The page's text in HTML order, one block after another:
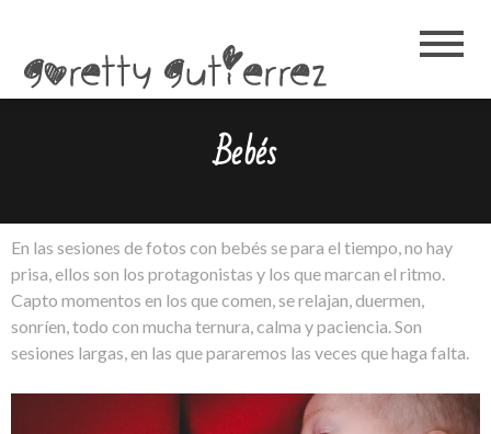
Bebés
En las sesiones de fotos con bebés se para el tiempo, no hay
prisa, ellos son los protagonistas y los que marcan el ritmo.
Capto momentos en los que comen, se relajan, duermen,
sonríen, todo con mucha ternura, calma y paciencia. Son
sesiones largas, en las que pararemos las veces que haga falta.